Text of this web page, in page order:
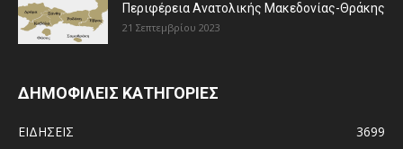
Περιφέρεια Ανατολικής Μακεδονίας-Θράκης
21 Σεπτεμβρίου 2023
ΔΗΜΟΦΙΛΕΙΣ ΚΑΤΗΓΟΡΙΕΣ
ΕΙΔΗΣΕΙΣ
3699